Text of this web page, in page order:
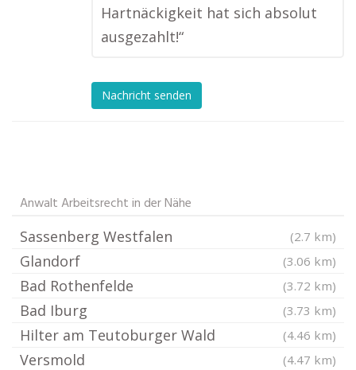
Hartnäckigkeit hat sich absolut
ausgezahlt!“
Nachricht senden
Anwalt Arbeitsrecht in der Nähe
Sassenberg Westfalen (2.7 km)
Glandorf (3.06 km)
Bad Rothenfelde (3.72 km)
Bad Iburg (3.73 km)
Hilter am Teutoburger Wald (4.46 km)
Versmold (4.47 km)